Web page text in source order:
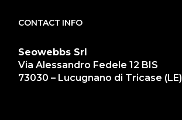
CONTACT INFO
Seowebbs Srl
Via Alessandro Fedele 12 BIS
73030 – Lucugnano di Tricase (LE)